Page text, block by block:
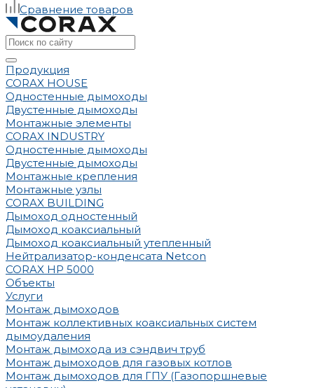
Сравнение товаров
Продукция
CORAX HOUSE
Одностенные дымоходы
Двустенные дымоходы
Монтажные элементы
CORAX INDUSTRY
Одностенные дымоходы
Двустенные дымоходы
Монтажные крепления
Монтажные узлы
CORAX BUILDING
Дымоход одностенный
Дымоход коаксиальный
Дымоход коаксиальный утепленный
Нейтрализатор-конденсата Netcon
CORAX HP 5000
Объекты
Услуги
Монтаж дымоходов
Монтаж коллективных коаксиальных систем
дымоудаления
Монтаж дымохода из сэндвич труб
Монтаж дымоходов для газовых котлов
Монтаж дымоходов для ГПУ (Газопоршневые